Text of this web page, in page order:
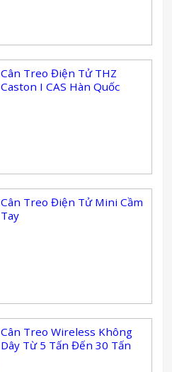
Cân Treo Điện Tử THZ
Caston I CAS Hàn Quốc
Cân Treo Điện Tử Mini Cầm
Tay
Cân Treo Wireless Không
Dây Từ 5 Tấn Đến 30 Tấn